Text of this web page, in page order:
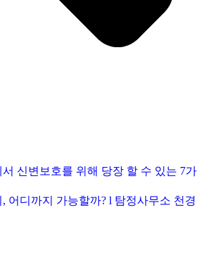
신변보호를 위해 당장 할 수 있는 7가
어디까지 가능할까? l 탐정사무소 천경